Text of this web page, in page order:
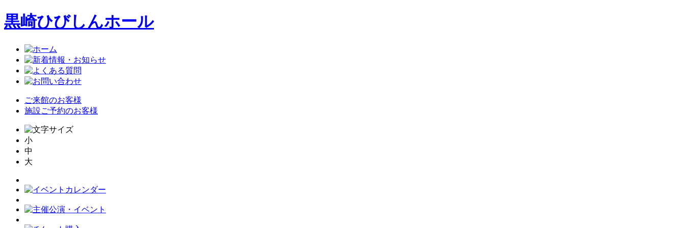
黒崎ひびしんホール
ご来館のお客様
施設ご予約のお客様
小
中
大